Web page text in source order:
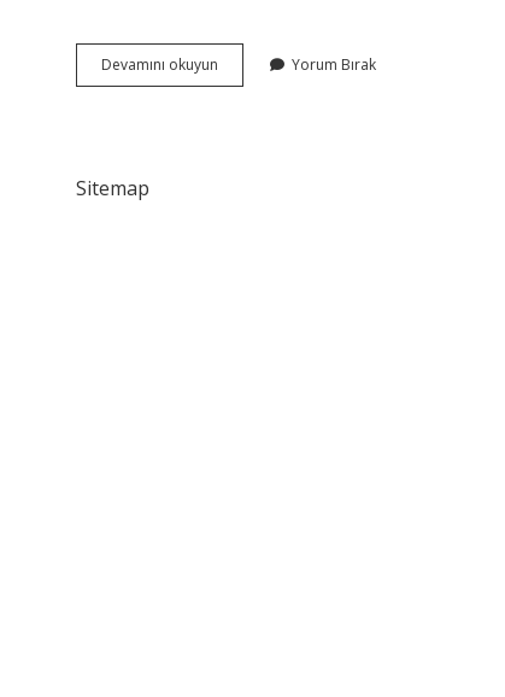
Devamını okuyun
Faydalı
Yorum Bırak
Sitemap